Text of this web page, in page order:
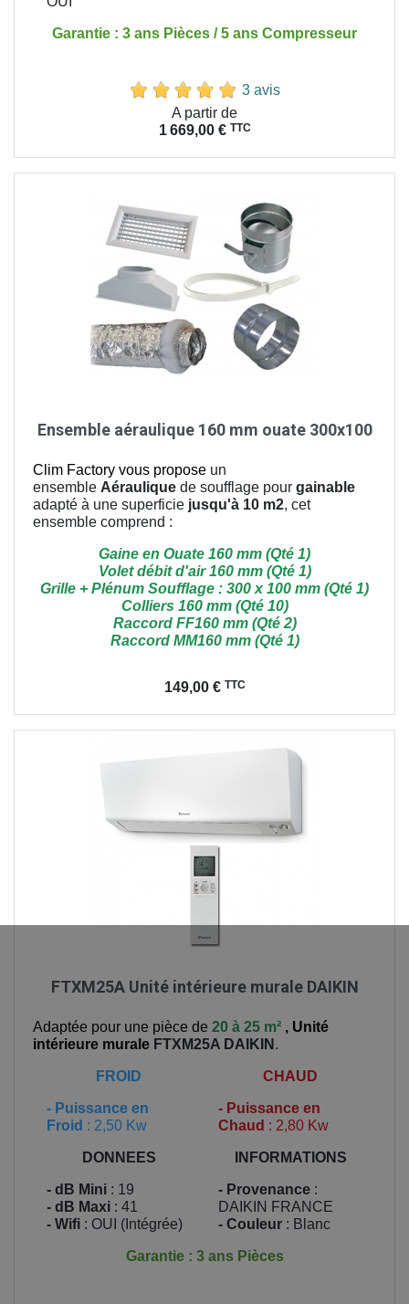
Garantie : 3 ans Pièces / 5 ans Compresseur
3 avis
A partir de
1 669,00 € TTC
Ensemble aéraulique 160 mm ouate 300x100
Clim Factory vous propose un
ensemble Aéraulique de soufflage pour gainable
adapté à une superficie jusqu'à 10 m2, cet
ensemble comprend :
Gaine en Ouate 160 mm (Qté 1)
Volet débit d'air 160 mm (Qté 1)
Grille + Plénum Soufflage : 300 x 100 mm (Qté 1)
Colliers 160 mm (Qté 10)
Raccord FF160 mm (Qté 2)
Raccord MM160 mm (Qté 1)
149,00 € TTC
FTXM25A Unité intérieure murale DAIKIN
Adaptée pour une pièce de 20 à 25 m² , Unité
intérieure murale FTXM25A DAIKIN .
FROID
- Puissance en
Froid : 2,50 Kw
CHAUD
- Puissance en
Chaud : 2,80 Kw
DONNEES
- dB Mini : 19
- dB Maxi : 41
- Wifi : OUI (Intégrée)
INFORMATIONS
- Provenance :
DAIKIN FRANCE
- Couleur : Blanc
Garantie : 3 ans Pièces